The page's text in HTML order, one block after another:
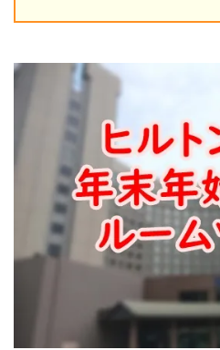
ているが、もっと有利に宿泊で